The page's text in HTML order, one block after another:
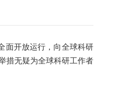
面开放运行，向全球科研
措无疑为全球科研工作者